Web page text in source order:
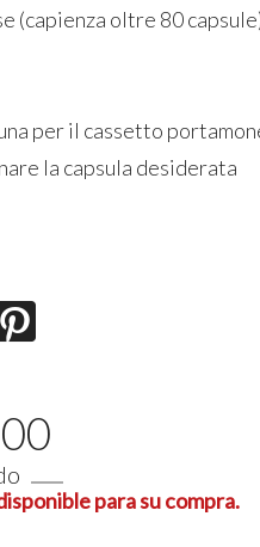
(capienza oltre 80
per il cassetto
la capsula desiderata
para su compra.
/
para 1
Carte/